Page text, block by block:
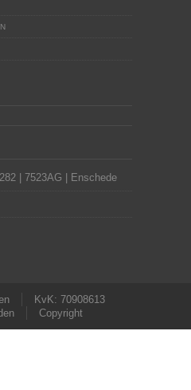
| 7523AG | Enschede
KvK: 70908613
Copyright